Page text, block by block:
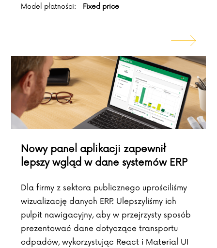
Model płatności: Fixed price
Nowy panel aplikacji zapewnił
lepszy wgląd w dane systemów ERP
Dla firmy z sektora publicznego uprościliśmy
wizualizację danych ERP. Ulepszyliśmy ich
pulpit nawigacyjny, aby w przejrzysty sposób
prezentować dane dotyczące transportu
odpadów, wykorzystując React i Material UI